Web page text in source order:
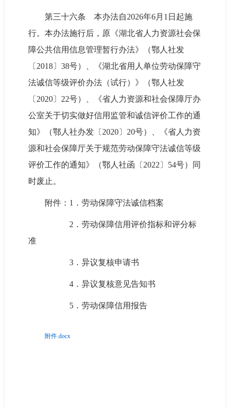
第三十六条 本办法自2026年6月1日起施
行。本办法施行后，原《湖北省人力资源社会保
障公共信用信息管理暂行办法》（鄂人社发
〔2018〕38号）、《湖北省用人单位劳动保障守
法诚信等级评价办法（试行）》（鄂人社发
〔2020〕22号）、《省人力资源和社会保障厅办
公室关于切实做好信用监管和诚信评价工作的通
知》（鄂人社办发〔2020〕20号）、《省人力资
源和社会保障厅关于规范劳动保障守法诚信等级
评价工作的通知》（鄂人社函〔2022〕54号）同
时废止。
附件：1．劳动保障守法诚信档案
2．劳动保障信用评价指标和评分标
准
3．异议复核申请书
4．异议复核意见告知书
5．劳动保障信用报告
附件.docx